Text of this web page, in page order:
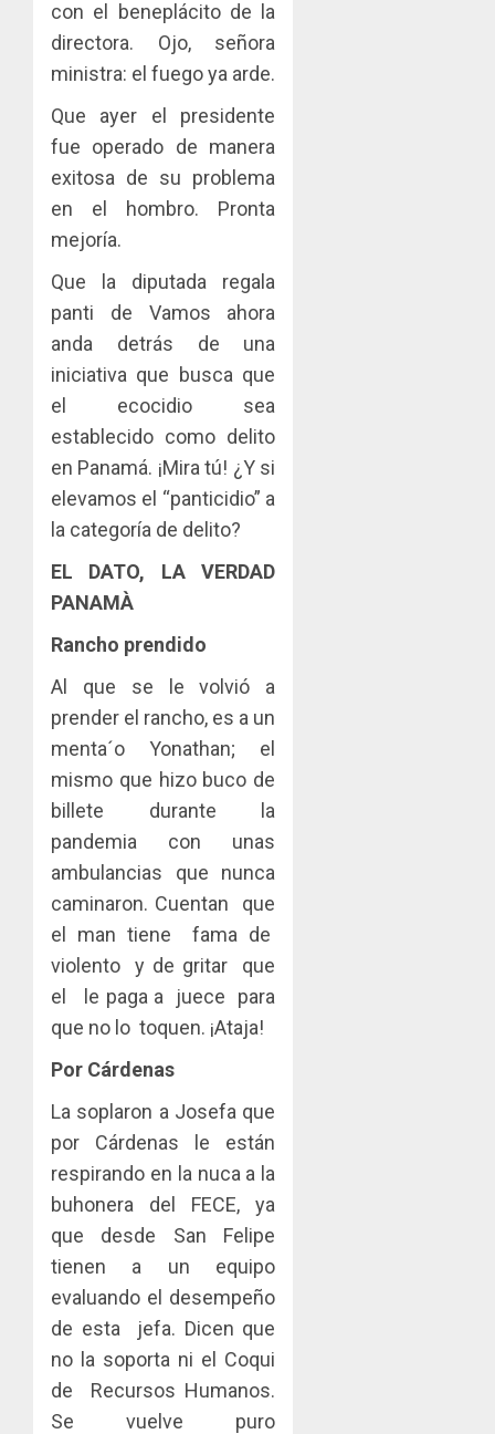
con el beneplácito de la
directora. Ojo, señora
ministra: el fuego ya arde.
Que ayer el presidente
fue operado de manera
exitosa de su problema
en el hombro. Pronta
mejoría.
Que la diputada regala
panti de Vamos ahora
anda detrás de una
iniciativa que busca que
el ecocidio sea
establecido como delito
en Panamá. ¡Mira tú! ¿Y si
elevamos el “panticidio” a
la categoría de delito?
EL DATO, LA VERDAD
PANAMÀ
Rancho prendido
Al que se le volvió a
prender el rancho, es a un
menta´o Yonathan; el
mismo que hizo buco de
billete durante la
pandemia con unas
ambulancias que nunca
caminaron. Cuentan que
el man tiene fama de
violento y de gritar que
el le paga a juece para
que no lo toquen. ¡Ataja!
Por Cárdenas
La soplaron a Josefa que
por Cárdenas le están
respirando en la nuca a la
buhonera del FECE, ya
que desde San Felipe
tienen a un equipo
evaluando el desempeño
de esta jefa. Dicen que
no la soporta ni el Coqui
de Recursos Humanos.
Se vuelve puro